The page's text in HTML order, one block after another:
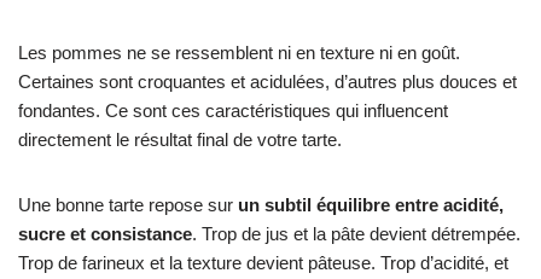
Les pommes ne se ressemblent ni en texture ni en goût.
Certaines sont croquantes et acidulées, d’autres plus douces et
fondantes. Ce sont ces caractéristiques qui influencent
directement le résultat final de votre tarte.
Une bonne tarte repose sur un subtil équilibre entre acidité,
sucre et consistance. Trop de jus et la pâte devient détrempée.
Trop de farineux et la texture devient pâteuse. Trop d’acidité, et